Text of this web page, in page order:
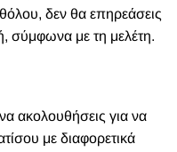
δεν θα επηρεάσεις
σύμφωνα με τη μελέτη.
ακολουθήσεις για να
με διαφορετικά